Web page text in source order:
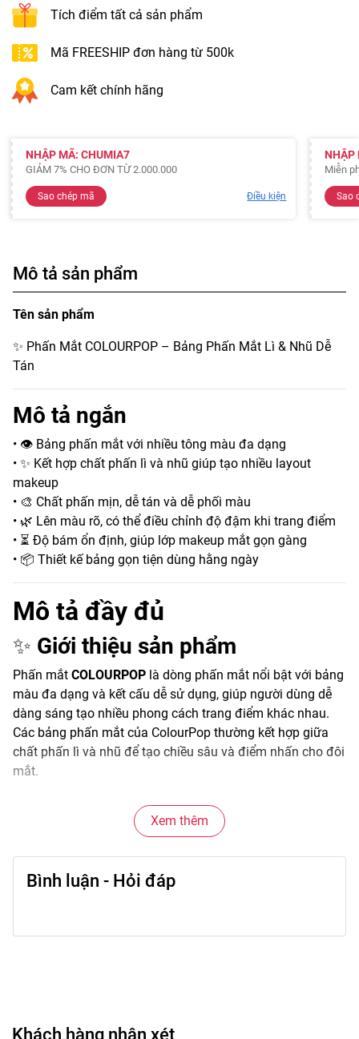
Tích điểm tất cả sản phẩm
Mã FREESHIP đơn hàng từ 500k
Cam kết chính hãng
NHẬP MÃ: CHUMIA7
GIẢM 7% CHO ĐƠN TỪ 2.000.000
Sao chép mã Điều kiện
NHẬP
Miễn
Sao
Mô tả sản phẩm
Tên sản phẩm
✨ Phấn Mắt COLOURPOP – Bảng Phấn Mắt Lì & Nhũ Dễ
Tán
Mô tả ngắn
• 👁️ Bảng phấn mắt với nhiều tông màu đa dạng
• ✨ Kết hợp chất phấn lì và nhũ giúp tạo nhiều layout
makeup
• 🎨 Chất phấn mịn, dễ tán và dễ phối màu
• 🌿 Lên màu rõ, có thể điều chỉnh độ đậm khi trang điểm
• ⏳ Độ bám ổn định, giúp lớp makeup mắt gọn gàng
• 📦 Thiết kế bảng gọn tiện dùng hằng ngày
Mô tả đầy đủ
✨ Giới thiệu sản phẩm
Phấn mắt COLOURPOP là dòng phấn mắt nổi bật với bảng
màu đa dạng và kết cấu dễ sử dụng, giúp người dùng dễ
dàng sáng tạo nhiều phong cách trang điểm khác nhau.
Các bảng phấn mắt của ColourPop thường kết hợp giữa
chất phấn lì và nhũ để tạo chiều sâu và điểm nhấn cho đôi
mắt.
Chất phấn mịn và dễ tán giúp việc blend màu trở nên đơn
giản hơn, phù hợp từ trang điểm nhẹ hằng ngày đến
makeup nổi bật cho các dịp đặc biệt.
🌟Đặc điểm nổi bật
• Kết hợp nhiều chất phấn: matte (lì) và shimmer (nhũ).
Xem thêm
Bình luận - Hỏi đáp
Khách hàng nhận xét